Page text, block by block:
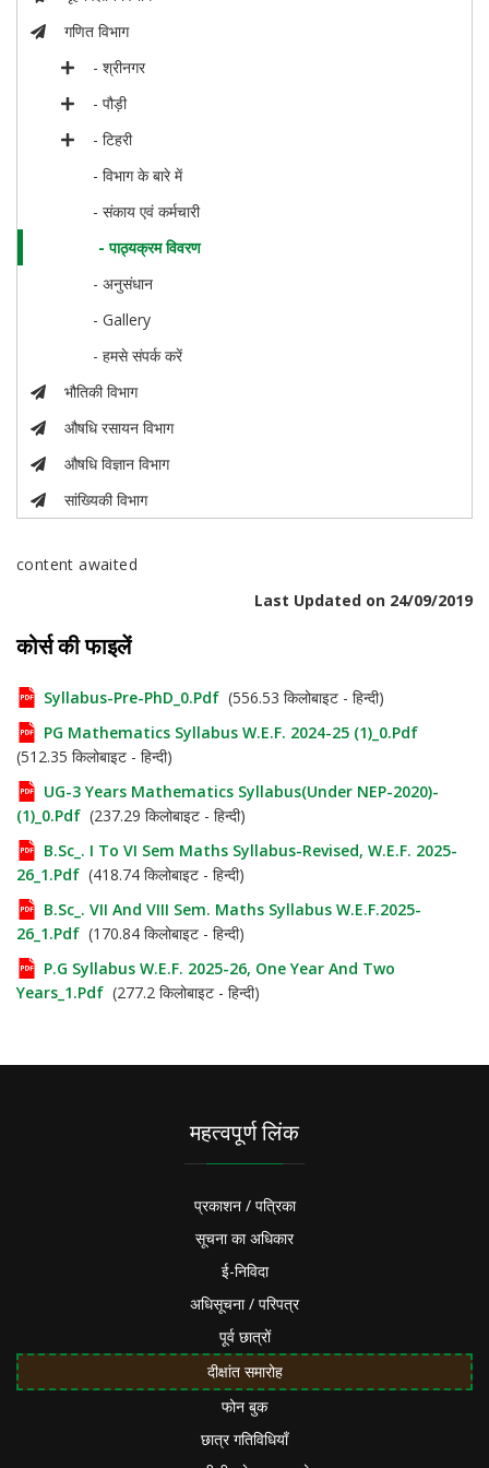
गणित विभाग
- श्रीनगर
- पौड़ी
- टिहरी
- विभाग के बारे में
- संकाय एवं कर्मचारी
- पाठ्यक्रम विवरण
- अनुसंधान
- Gallery
- हमसे संपर्क करें
भौतिकी विभाग
औषधि रसायन विभाग
औषधि विज्ञान विभाग
सांख्यिकी विभाग
content awaited
Last Updated on 24/09/2019
कोर्स की फाइलें
Syllabus-Pre-PhD_0.pdf (556.53 किलोबाइट - हिन्दी)
PG Mathematics Syllabus W.e.f. 2024-25 (1)_0.pdf
(512.35 किलोबाइट - हिन्दी)
UG-3 Years Mathematics Syllabus(Under NEP-2020)-
(1)_0.pdf (237.29 किलोबाइट - हिन्दी)
B.Sc_. I To VI Sem Maths Syllabus-Revised, W.e.f. 2025-
26_1.pdf (418.74 किलोबाइट - हिन्दी)
B.Sc_. VII And VIII Sem. Maths Syllabus W.e.f.2025-
26_1.pdf (170.84 किलोबाइट - हिन्दी)
P.G Syllabus W.e.f. 2025-26, One Year And Two
Years_1.pdf (277.2 किलोबाइट - हिन्दी)
महत्वपूर्ण लिंक
प्रकाशन / पत्रिका
सूचना का अधिकार
ई-निविदा
अधिसूचना / परिपत्र
पूर्व छात्रों
दीक्षांत समारोह
फोन बुक
छात्र गतिविधियाँ